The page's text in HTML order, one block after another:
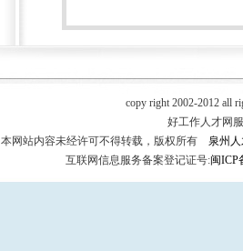
copy right 2002-2012 all
好工作人才网
本网站内容未经许可不得转载，版权所有
泉州
互联网信息服务备案登记证号:闽ICP